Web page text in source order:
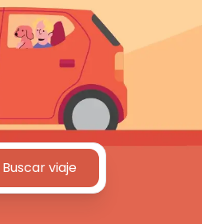
Buscar viaje